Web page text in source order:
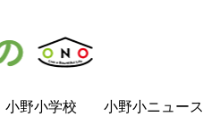
小野小学校 小野小ニュース